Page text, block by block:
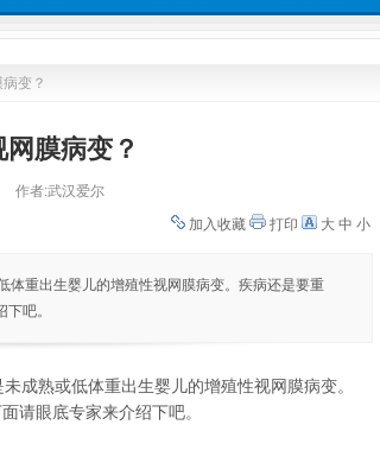
变？
膜病变？
作者:武汉爱尔
加入收藏
打印 大 中 小
体重出生婴儿的增殖性视网膜病变。疾病还是要重
吧。
成熟或低体重出生婴儿的增殖性视网膜病变。
请眼底专家来介绍下吧。